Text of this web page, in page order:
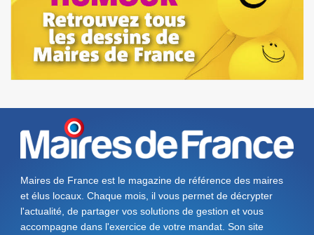
Maires de France est le magazine de référence des maires
et élus locaux. Chaque mois, il vous permet de décrypter
l'actualité, de partager vos solutions de gestion et vous
accompagne dans l'exercice de votre mandat. Son site